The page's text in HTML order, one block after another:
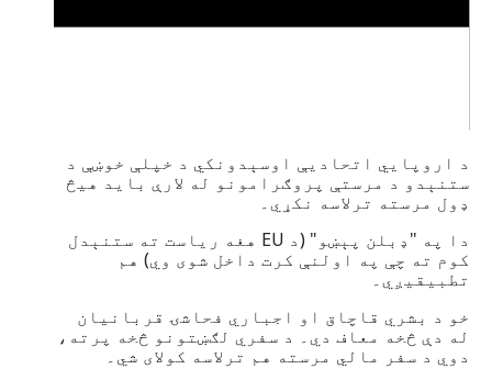
د هيواد معلومات
د اروپايي اتحاديې اوسېدونکي د خپلې خوښې د
ستنېدو د مرستې پروګرامونو له لارې بايد هيڅ
ډول مرسته ترلاسه نکړي۔
دا په "ډبلن پېښو" (د EU هغه رياست ته ستنېدل
کوم ته چې په اولنې کرت داخل شوی وي) هم
تطبيقيږي۔
خو د بشري قاچاق او اجباري فحاشۍ قربانیان
له دې څخه معاف دي۔ د سفري لګښتونو څخه پرته،
دوي د سفر مالي مرسته هم ترلاسه کولای شي۔